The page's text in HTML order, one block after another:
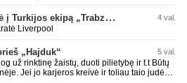
M. Salah oficialiai persikėlė į Turkijos ekipą „Trabzonspor“ 4 val.
Liverpool
„Hajduk“ 5 val.
už rinktinę žaistų, duoti pilietybę ir t.t Būtų
Jei jo karjeros kreivė ir toliau taio judės,